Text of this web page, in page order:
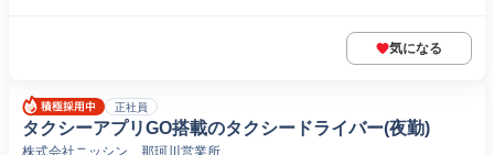
気になる
正社員
タクシーアプリGO搭載のタクシードライバー(夜勤)
株式会社ニッシン 那珂川営業所